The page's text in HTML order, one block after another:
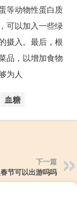
等动物性蛋白质
可以加入一些绿
摄入。最后，根
品，以增加食物
为人
血糖
下一篇
节可以出游吗吗